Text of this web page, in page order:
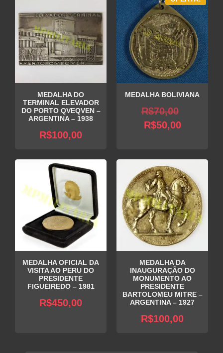
MEDALHA DO
TERMINAL ELEVADOR
DO PORTO QVEQVEN –
ARGENTINA – 1938
R$100,00
MEDALHA BOLIVIANA
R$70,00
R$50,00O
R$50,00.
MEDALHA OFICIAL DA
VISITA AO PERU DO
PRESIDENTE
FIGUEIREDO – 1981
R$450,00
MEDALHA DA
INAUGURAÇÃO DO
MONUMENTO AO
PRESIDENTE
BARTOLOMEU MITRE –
ARGENTINA – 1927
R$100,00